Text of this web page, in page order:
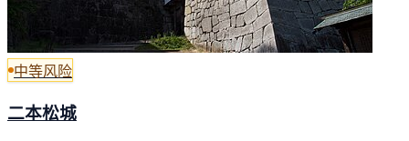
中等风险
二本松城